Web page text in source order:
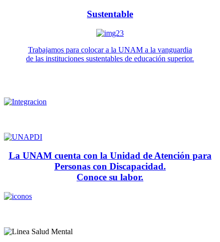
Sustentable
Trabajamos para colocar a la UNAM a la vanguardia
de las instituciones sustentables de educación superior.
La UNAM cuenta con la Unidad de Atención para
Personas con Discapacidad.
Conoce su labor.